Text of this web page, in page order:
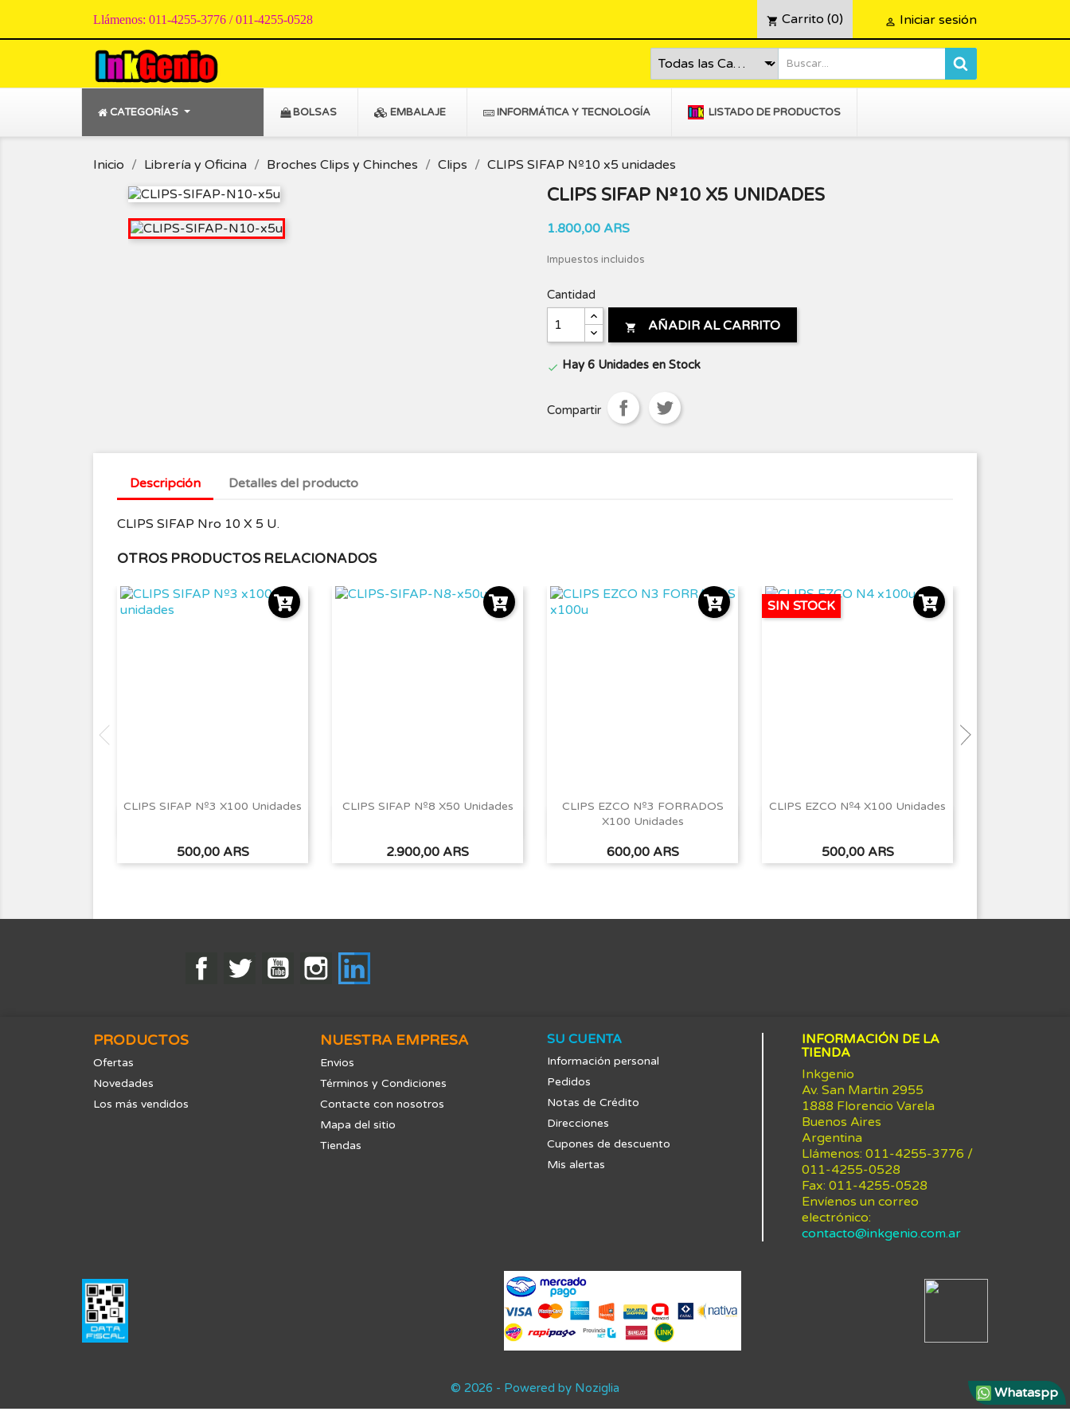
Llámenos: 011-4255-3776 / 011-4255-0528 shopping_cart Carrito (0)  Iniciar sesión
CATEGORÍAS BOLSAS EMBALAJE INFORMÁTICA Y TECNOLOGÍA LISTADO DE PRODUCTOS
Inicio Librería y Oficina Broches Clips y Chinches Clips CLIPS SIFAP Nº10 x5 unidades
CLIPS SIFAP Nº10 X5 UNIDADES
1.800,00 ARS
Impuestos incluidos
Cantidad
 AÑADIR AL CARRITO
 Hay 6 Unidades en Stock
Compartir
Descripción Detalles del producto
CLIPS SIFAP Nro 10 X 5 U.
OTROS PRODUCTOS RELACIONADOS
CLIPS SIFAP Nº3 X100 Unidades
Precio
500,00 ARS
CLIPS SIFAP Nº8 X50 Unidades
Precio
2.900,00 ARS
CLIPS EZCO Nº3 FORRADOS
X100 Unidades
Precio
600,00 ARS
Vista rápida
CLIPS EZCO Nº4 X100 Unidades
Precio
500,00 ARS
SIN STOCK
FacebookTwitter YouTubeInstagram
PRODUCTOS
Ofertas
Novedades
Los más vendidos
NUESTRA EMPRESA
Envios
Términos y Condiciones
Contacte con nosotros
Mapa del sitio
Tiendas
SU CUENTA
Información personal
Pedidos
Notas de Crédito
Direcciones
Cupones de descuento
Mis alertas
INFORMACIÓN DE LA
TIENDA
Inkgenio
Av. San Martin 2955
1888 Florencio Varela
Buenos Aires
Argentina
Llámenos: 011-4255-3776 /
011-4255-0528
Fax: 011-4255-0528
Envíenos un correo
electrónico:
contacto@inkgenio.com.ar
Whataspp
© 2026 - Powered by Noziglia